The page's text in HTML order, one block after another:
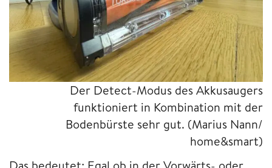
Der Detect-Modus des Akkusaugers
funktioniert in Kombination mit der
Bodenbürste sehr gut. (Marius Nann/
home&smart)